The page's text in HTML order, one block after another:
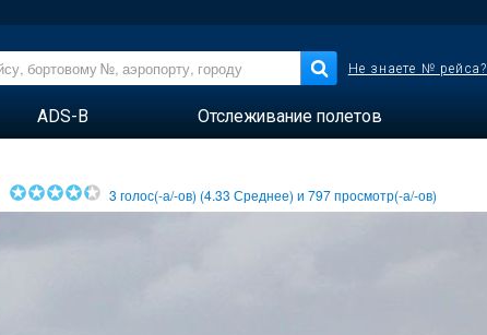
Не знаете № рейса?
ADS-B Отслеживание полетов
3 голос(-а/-ов) (4.33 Среднее) и797просмотр(-а/-ов)